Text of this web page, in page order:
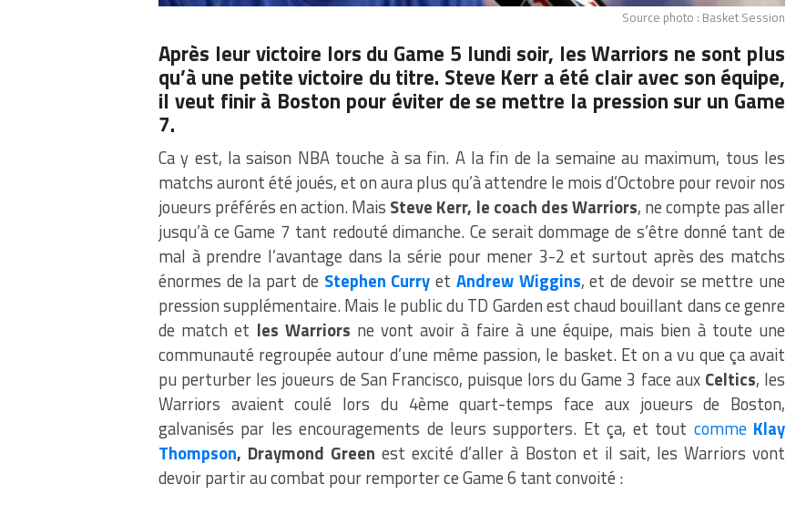
Source photo : Basket Session
Après leur victoire lors du Game 5 lundi soir, les Warriors ne sont plus
qu’à une petite victoire du titre. Steve Kerr a été clair avec son équipe,
il veut finir à Boston pour éviter de se mettre la pression sur un Game
7.
Ca y est, la saison NBA touche à sa fin. A la fin de la semaine au maximum, tous les
matchs auront été joués, et on aura plus qu’à attendre le mois d’Octobre pour revoir nos
joueurs préférés en action. Mais Steve Kerr, le coach des Warriors, ne compte pas aller
jusqu’à ce Game 7 tant redouté dimanche. Ce serait dommage de s’être donné tant de
mal à prendre l’avantage dans la série pour mener 3-2 et surtout après des matchs
énormes de la part de Stephen Curry et Andrew Wiggins, et de devoir se mettre une
pression supplémentaire. Mais le public du TD Garden est chaud bouillant dans ce genre
de match et les Warriors ne vont avoir à faire à une équipe, mais bien à toute une
communauté regroupée autour d’une même passion, le basket. Et on a vu que ça avait
pu perturber les joueurs de San Francisco, puisque lors du Game 3 face aux Celtics, les
Warriors avaient coulé lors du 4ème quart-temps face aux joueurs de Boston,
galvanisés par les encouragements de leurs supporters. Et ça, et tout commeKlay
Thompson, Draymond Green est excité d’aller à Boston et il sait, les Warriors vont
devoir partir au combat pour remporter ce Game 6 tant convoité :